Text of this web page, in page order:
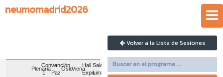
Plenaria
Convención
1
La
Paz
OsloViena
Hall
Expo
Sala
Lima
neumomadrid2026
Volver a la Lista de Sesiones